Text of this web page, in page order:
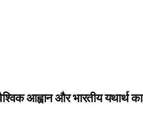
आह्वान और भारतीय यथार्थ का